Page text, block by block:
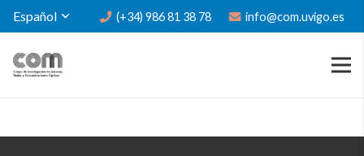
Español (+34) 986 81 38 78 info@com.uvigo.es